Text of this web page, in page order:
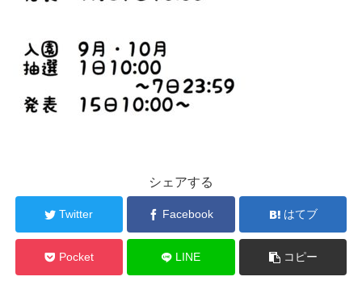
シェアする
Twitter Facebook はてブ
Pocket LINE コピー